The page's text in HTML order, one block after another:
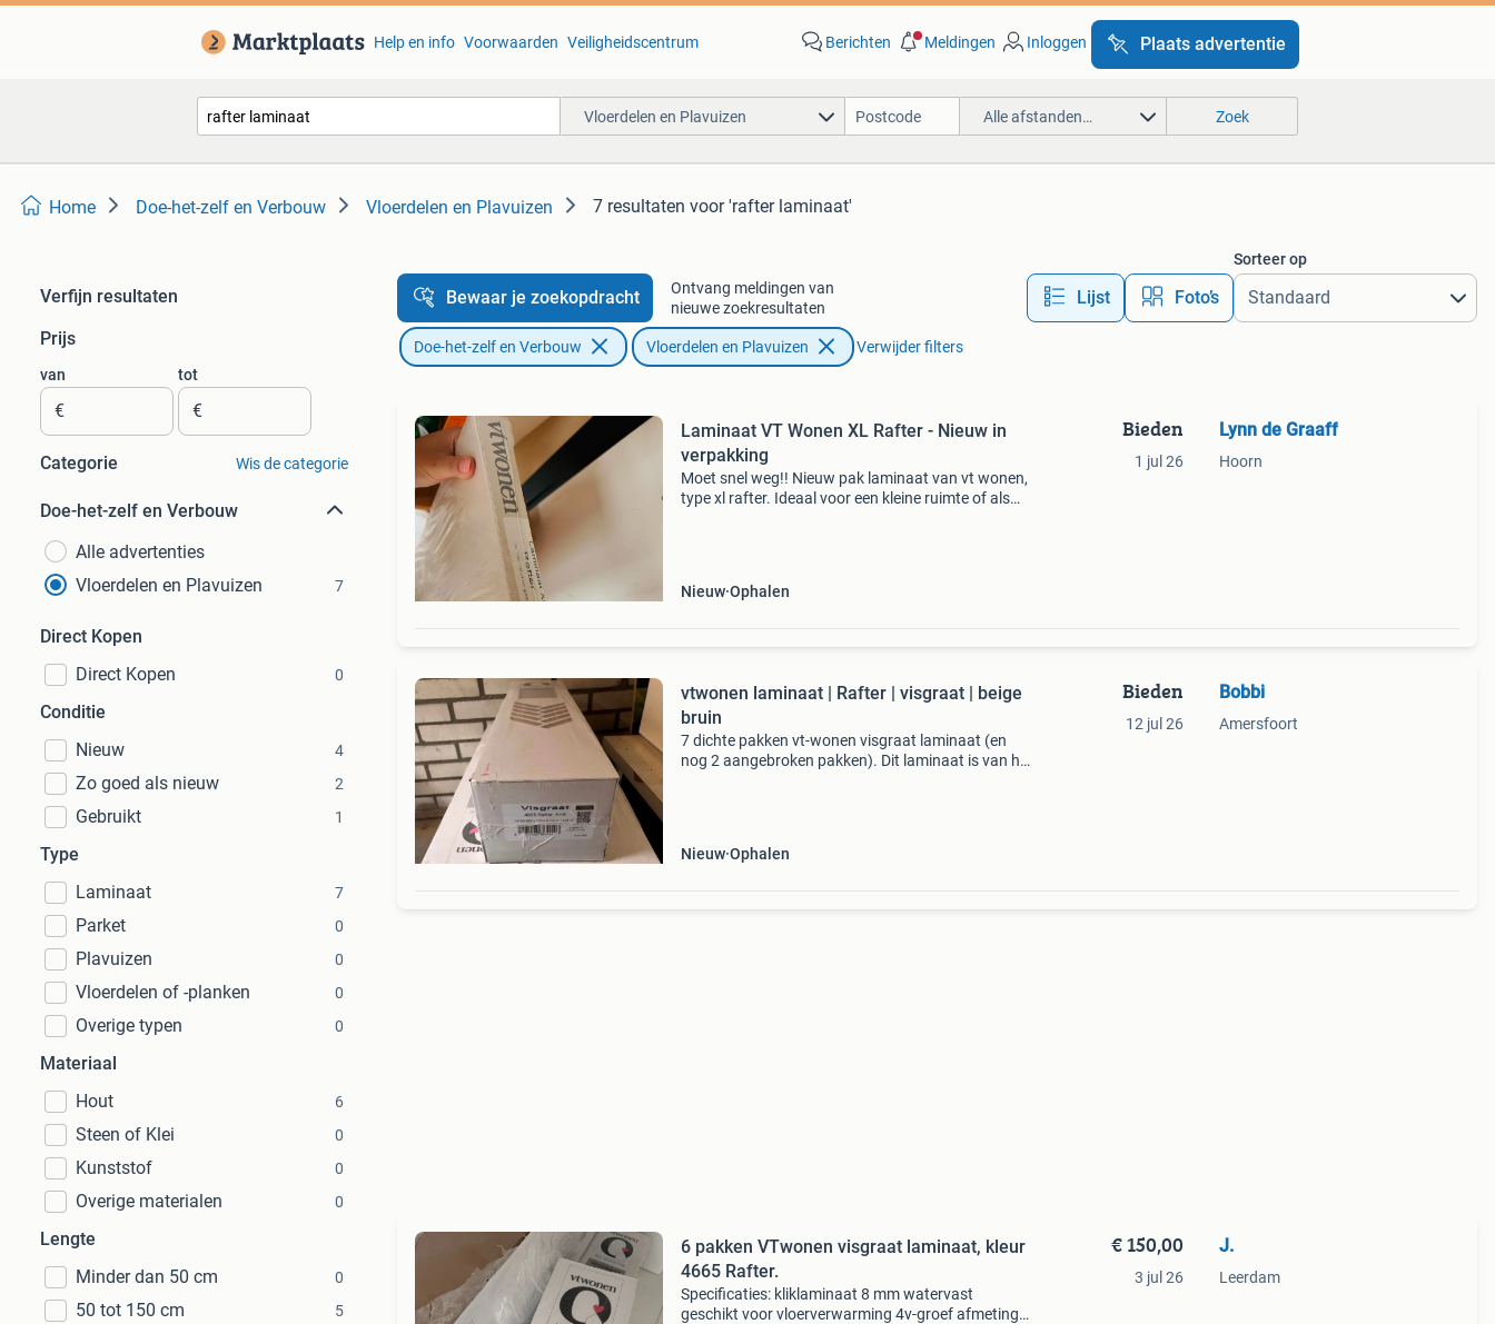
Help en info Voorwaarden Veiligheidscentrum Berichten Meldingen Inloggen Plaats advertentie
Vloerdelen en Plavuizen Alle afstanden… Zoek
Home Doe-het-zelf en Verbouw Vloerdelen en Plavuizen 7 resultaten voor 'rafter laminaat'
Verfijn resultaten
Prijs
van
€
tot
€
Categorie Wis de categorie
Doe-het-zelf en Verbouw
Alle advertenties
Vloerdelen en Plavuizen
7
Direct Kopen
Direct Kopen
0
Conditie
Nieuw
4
Zo goed als nieuw 2
Gebruikt 1
Type
Laminaat
7
Parket 0
Plavuizen 0
Vloerdelen of -planken 0
Overige typen 0
Materiaal
Hout
6
Steen of Klei 0
Kunststof 0
Overige materialen 0
Lengte
Minder dan 50 cm
0
50 tot 150 cm 5
Bewaar je zoekopdracht
Ontvang meldingen van
nieuwe zoekresultaten
Lijst Foto’s
Sorteer op
Doe-het-zelf en Verbouw Vloerdelen en Plavuizen Verwijder filters
Laminaat VT Wonen XL Rafter - Nieuw in
verpakking
Moet snel weg!! Nieuw pak laminaat van vt wonen,
type xl rafter. Ideaal voor een kleine ruimte of als
Nieuw Ophalen
Bieden
1 jul 26
Lynn de Graaff
Hoorn
vtwonen laminaat | Rafter | visgraat | beige
bruin
7 dichte pakken vt-wonen visgraat laminaat (en
nog 2 aangebroken pakken). Dit laminaat is van het
Nieuw Ophalen
Bieden
12 jul 26
Bobbi
Amersfoort
6 pakken VTwonen visgraat laminaat, kleur
4665 Rafter.
Specificaties: kliklaminaat 8 mm watervast
geschikt voor vloerverwarming 4v-groef afmeting
€ 150,00
3 jul 26
J.
Leerdam